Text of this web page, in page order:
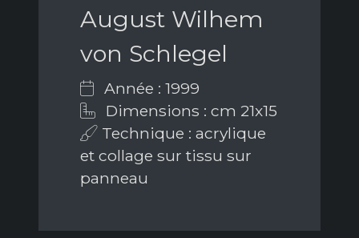
August Wilhem
von Schlegel
Année : 1999
Dimensions : cm 21x15
Technique : acrylique
et collage sur tissu sur
panneau